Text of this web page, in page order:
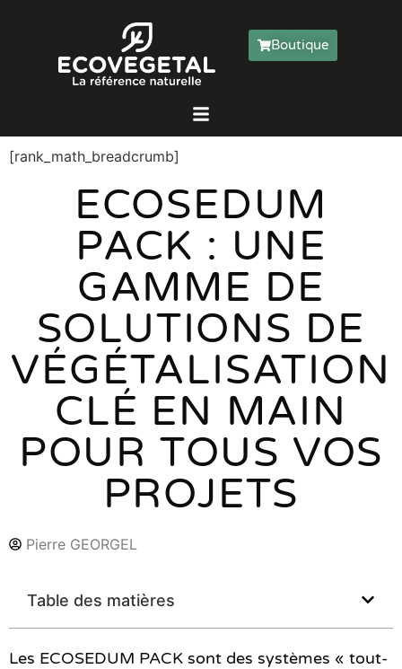
Boutique
[rank_math_breadcrumb]
ECOSEDUM
PACK : UNE
GAMME DE
SOLUTIONS DE
VÉGÉTALISATION
CLÉ EN MAIN
POUR TOUS VOS
PROJETS
Pierre GEORGEL
Table des matières
Les ECOSEDUM PACK sont des systèmes « tout-